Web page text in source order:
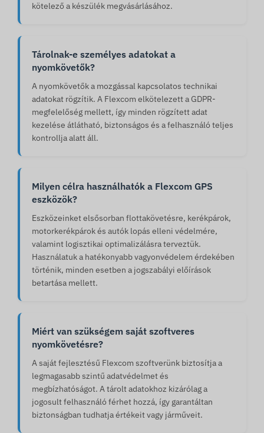
kötelező a készülék megvásárlásához.
Tárolnak-e személyes adatokat a
nyomkövetők?
A nyomkövetők a mozgással kapcsolatos technikai
adatokat rögzítik. A Flexcom elkötelezett a GDPR-
megfelelőség mellett, így minden rögzített adat
kezelése átlátható, biztonságos és a felhasználó teljes
kontrollja alatt áll.
Milyen célra használhatók a Flexcom GPS
eszközök?
Eszközeinket elsősorban flottakövetésre, kerékpárok,
motorkerékpárok és autók lopás elleni védelmére,
valamint logisztikai optimalizálásra terveztük.
Használatuk a hatékonyabb vagyonvédelem érdekében
történik, minden esetben a jogszabályi előírások
betartása mellett.
Miért van szükségem saját szoftveres
nyomkövetésre?
A saját fejlesztésű Flexcom szoftverünk biztosítja a
legmagasabb szintű adatvédelmet és
megbízhatóságot. A tárolt adatokhoz kizárólag a
jogosult felhasználó férhet hozzá, így garantáltan
biztonságban tudhatja értékeit vagy járműveit.